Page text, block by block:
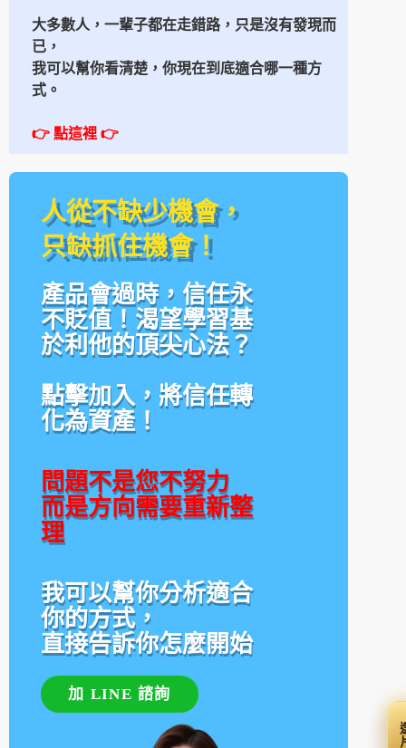
大多數人，一輩子都在走錯路， 只是沒有發現而
已，
我可以幫你看清楚， 你現在到底適合哪一種方
式。
👉 點這裡 👉
人從不缺少機會，
只缺抓住機會！
產品會過時，信任永
不貶值！渴望學習基
於利他的頂尖心法？
點擊加入，將信任轉
化為資產！
問題不是您不努力
而是方向需要重新整
理
我可以幫你分析適合
你的方式，
直接告訴你怎麼開始
加 LINE 諮詢